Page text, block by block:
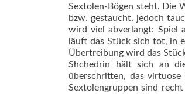
Sextolen-Bögen steht. Die
bzw. gestaucht, jedoch
wird viel abverlangt: Spiel
läuft das Stück sich tot, in
Übertreibung wird das
Shchedrin hält sich an
überschritten, das
Sextolengruppen sind